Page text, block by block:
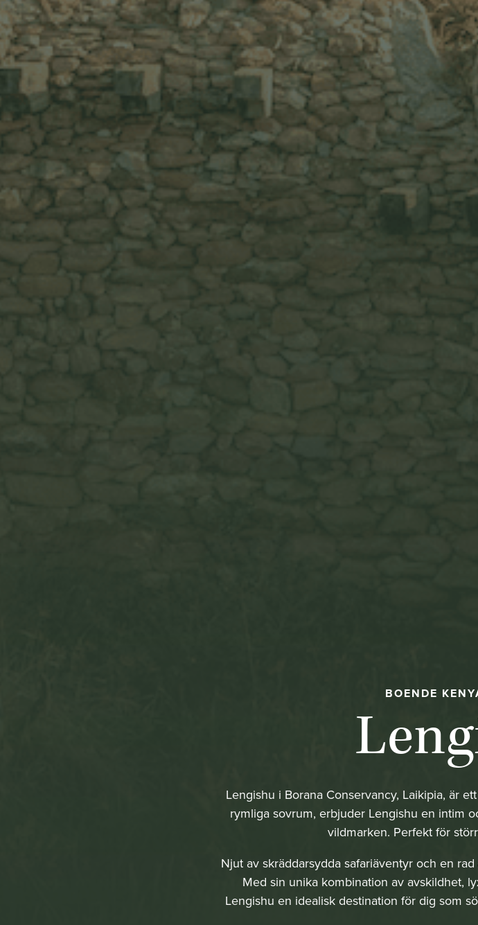
BOENDE
Lengishu i Borana Conservancy, Laikipia, är
rymliga sovrum, erbjuder Lengishu en intim
vildmarken. Perfekt för
Njut av skräddarsydda safariäventyr och en
Med sin unika kombination av avskildhet,
Lengishu en idealisk destination för dig som